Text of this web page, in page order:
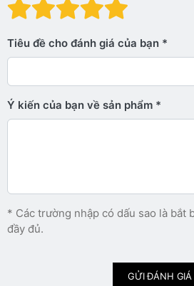
Đánh
Đánh giá: 3
Đánh giá: 2
Đánh giá: 1 trên
Tiêu đề cho đánh giá của bạn
Ý kiến ​​của bạn về sản phẩm
* Các trường nhập có dấu sao là bắt
đầy đủ.
GỬI ĐÁNH GIÁ